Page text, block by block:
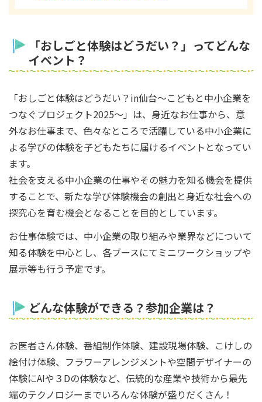
「おしごと体験はどうだい？」ってどんな
イベント？
「おしごと体験はどうだい？in仙台～こどもと中小企業を
つなぐプロジェクト2025～」は、身近なお仕事から、意
外なお仕事まで、色々なところで活躍している中小企業に
よる学びの体験を子どもたちに届けるイベントとなってい
ます。
社会を支える中小企業の仕事やその魅力を知る機会を提供
することで、新たな学び体験機会の創出と身近な社会への
探究心を育む機会となることを目的としています。
お仕事体験では、中小企業の取り組みや業界などについて
知る体験を中心とし、各ブースにてミニワークショップや
展示等も行う予定です。
どんな体験ができる？参加企業は？
お医者さん体験、番組制作体験、建設現場体験、こけしの
絵付け体験、フラワーアレンジメントや空間デザイナーの
体験にAIや３Dの体験など、伝統的な産業や技術から最先
端のテクノロジーまでいろんな体験が盛りだくさん！